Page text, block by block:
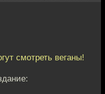
смотреть веганы!